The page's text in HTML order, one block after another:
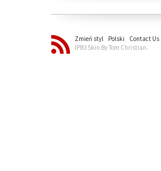
Zmień styl Polski Contact Us
IPB3 Skin By Tom Christian.